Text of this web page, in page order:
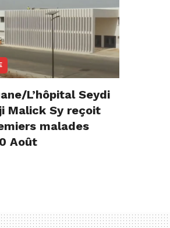
L’hôpital Seydi
Malick Sy reçoit
malades
Août